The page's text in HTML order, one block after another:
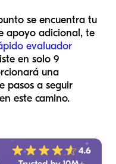
se encuentra tu
apoyo adicional, te
evaluador
en solo 9
una
pasos a seguir
este camino.